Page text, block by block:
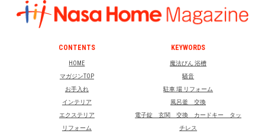
CONTENTS
HOME
マガジンTOP
お手入れ
インテリア
エクステリア
リフォーム
KEYWORDS
魔法びん 浴槽
騒音
駐車 場 リフォーム
風呂釜 交換
電子錠 玄関 交換 カードキー タッ
チレス